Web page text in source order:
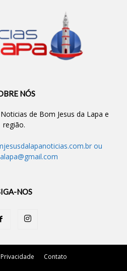
NÓS
de Bom Jesus da Lapa e
região.
ou
NOS
Privacidade Contato